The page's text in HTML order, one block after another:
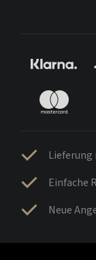
Lieferung
Einfache
Neue